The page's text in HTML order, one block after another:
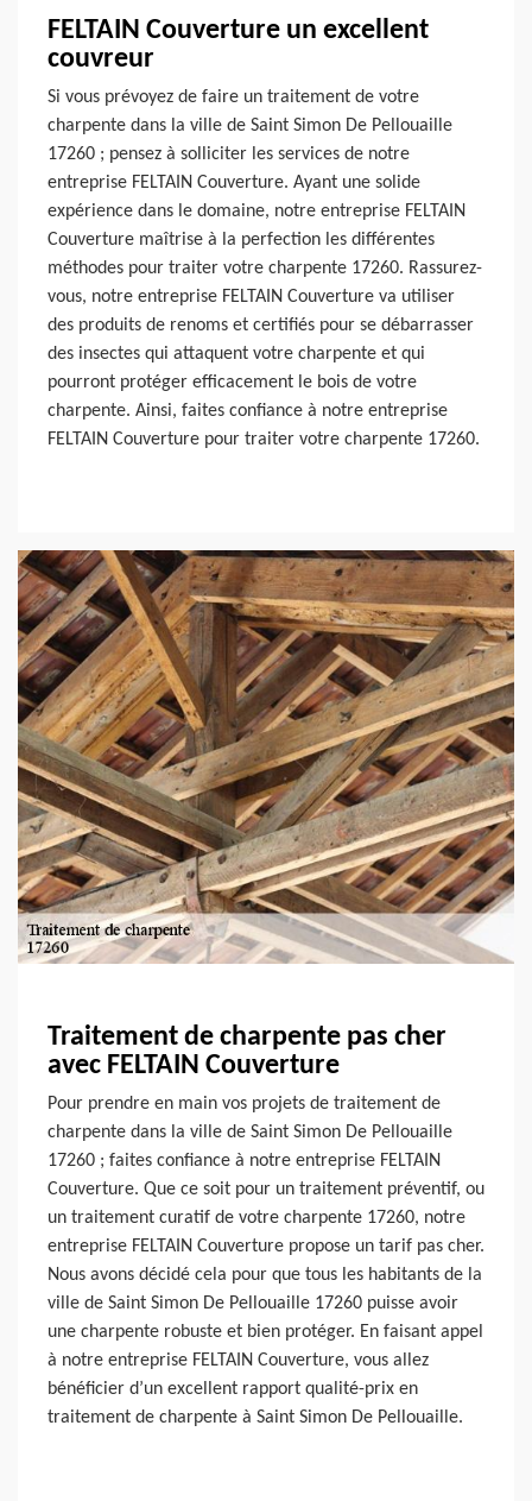
FELTAIN Couverture un excellent
couvreur
Si vous prévoyez de faire un traitement de votre
charpente dans la ville de Saint Simon De Pellouaille
17260 ; pensez à solliciter les services de notre
entreprise FELTAIN Couverture. Ayant une solide
expérience dans le domaine, notre entreprise FELTAIN
Couverture maîtrise à la perfection les différentes
méthodes pour traiter votre charpente 17260. Rassurez-
vous, notre entreprise FELTAIN Couverture va utiliser
des produits de renoms et certifiés pour se débarrasser
des insectes qui attaquent votre charpente et qui
pourront protéger efficacement le bois de votre
charpente. Ainsi, faites confiance à notre entreprise
FELTAIN Couverture pour traiter votre charpente 17260.
Traitement de charpente pas cher
avec FELTAIN Couverture
Pour prendre en main vos projets de traitement de
charpente dans la ville de Saint Simon De Pellouaille
17260 ; faites confiance à notre entreprise FELTAIN
Couverture. Que ce soit pour un traitement préventif, ou
un traitement curatif de votre charpente 17260, notre
entreprise FELTAIN Couverture propose un tarif pas cher.
Nous avons décidé cela pour que tous les habitants de la
ville de Saint Simon De Pellouaille 17260 puisse avoir
une charpente robuste et bien protéger. En faisant appel
à notre entreprise FELTAIN Couverture, vous allez
bénéficier d’un excellent rapport qualité-prix en
traitement de charpente à Saint Simon De Pellouaille.